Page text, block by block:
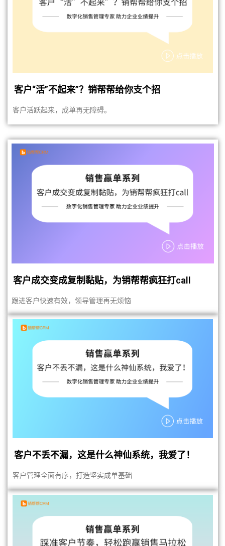
客户“活”不起来”？销帮帮给你支个招
客户活跃起来，成单再无障碍。
客户成交变成复制黏贴，为销帮帮疯狂打call
跟进客户快速有效，领导管理再无烦恼
客户不丢不漏，这是什么神仙系统，我爱了！
客户管理全面有序，打造坚实成单基础